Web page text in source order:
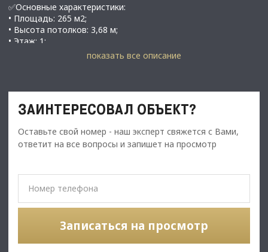
✅Основные характеристики:
• Площадь: 265 м2;
• Высота потолков: 3,68 м;
• Этаж: 1;
• 2 отдельных входа с улицы;
• Арендатор: "Самокат";
• Окупаемость: 10,9 лет без учета индексации.
• Помещение в хорошем состоянии;
• Все коммуникации: телефонные линии, водоснабжение,
• Юр. статус: собственность.
показать все описание
ЗАИНТЕРЕСОВАЛ ОБЪЕКТ?
Оставьте свой номер - наш эксперт свяжется с Вами,
ответит на все вопросы и запишет на просмотр
Записаться на просмотр